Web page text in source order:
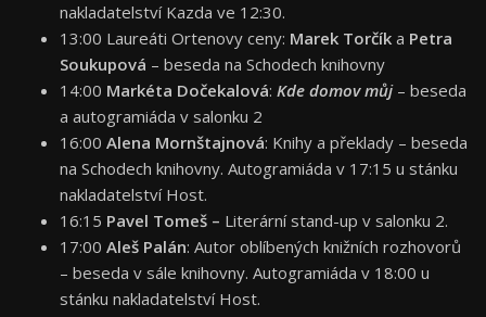
nakladatelství Kazda ve 12:30.
13:00 Laureáti Ortenovy ceny: Marek Torčík a Petra
Soukupová – beseda na Schodech knihovny
14:00 Markéta Dočekalová: Kde domov můj – beseda
a autogramiáda v salonku 2
16:00 Alena Mornštajnová: Knihy a překlady – beseda
na Schodech knihovny. Autogramiáda v 17:15 u stánku
nakladatelství Host.
16:15 Pavel Tomeš – Literární stand-up v salonku 2.
17:00 Aleš Palán: Autor oblíbených knižních rozhovorů
– beseda v sále knihovny. Autogramiáda v 18:00 u
stánku nakladatelství Host.